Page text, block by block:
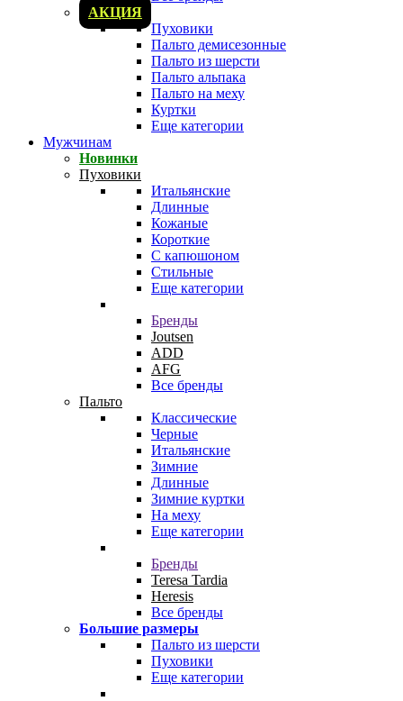
АКЦИЯ
Пуховики
Пальто демисезонные
Пальто из шерсти
Пальто альпака
Пальто на меху
Куртки
Еще категории
Мужчинам
Новинки
Пуховики
Итальянские
Длинные
Кожаные
Короткие
С капюшоном
Стильные
Еще категории
Бренды
Joutsen
ADD
AFG
Все бренды
Пальто
Классические
Черные
Итальянские
Зимние
Длинные
Зимние куртки
На меху
Еще категории
Бренды
Teresa Tardia
Heresis
Все бренды
Большие размеры
Пальто из шерсти
Пуховики
Еще категории